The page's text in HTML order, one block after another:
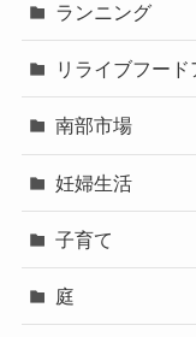
ランニング
リライブフー
南部市場
妊婦生活
子育て
庭